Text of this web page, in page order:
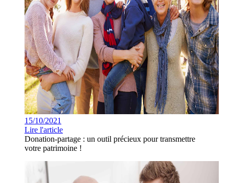
15/10/2021
Lire l'article
Donation-partage : un outil précieux pour transmettre
votre patrimoine !